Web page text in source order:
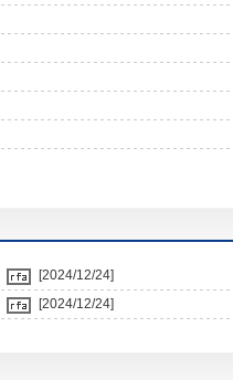
[2024/12/24]
[2024/12/24]